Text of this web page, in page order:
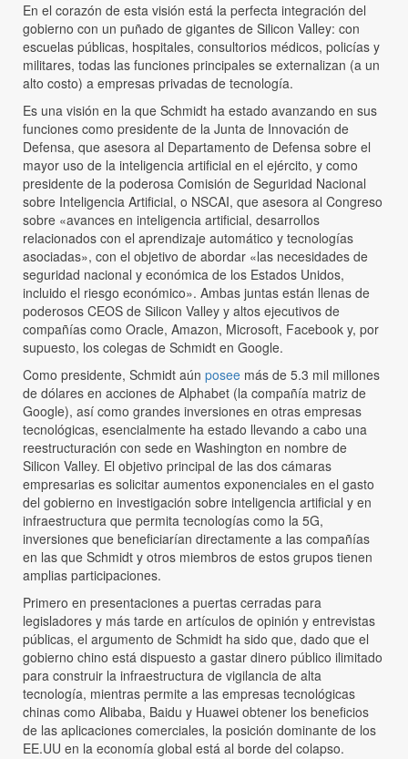
En el corazón de esta visión está la perfecta integración del
gobierno con un puñado de gigantes de Silicon Valley: con
escuelas públicas, hospitales, consultorios médicos, policías y
militares, todas las funciones principales se externalizan (a un
alto costo) a empresas privadas de tecnología.
Es una visión en la que Schmidt ha estado avanzando en sus
funciones como presidente de la Junta de Innovación de
Defensa, que asesora al Departamento de Defensa sobre el
mayor uso de la inteligencia artificial en el ejército, y como
presidente de la poderosa Comisión de Seguridad Nacional
sobre Inteligencia Artificial, o NSCAI, que asesora al Congreso
sobre «avances en inteligencia artificial, desarrollos
relacionados con el aprendizaje automático y tecnologías
asociadas», con el objetivo de abordar «las necesidades de
seguridad nacional y económica de los Estados Unidos,
incluido el riesgo económico». Ambas juntas están llenas de
poderosos CEOS de Silicon Valley y altos ejecutivos de
compañías como Oracle, Amazon, Microsoft, Facebook y, por
supuesto, los colegas de Schmidt en Google.
Como presidente, Schmidt aún posee más de 5.3 mil millones
de dólares en acciones de Alphabet (la compañía matriz de
Google), así como grandes inversiones en otras empresas
tecnológicas, esencialmente ha estado llevando a cabo una
reestructuración con sede en Washington en nombre de
Silicon Valley. El objetivo principal de las dos cámaras
empresarias es solicitar aumentos exponenciales en el gasto
del gobierno en investigación sobre inteligencia artificial y en
infraestructura que permita tecnologías como la 5G,
inversiones que beneficiarían directamente a las compañías
en las que Schmidt y otros miembros de estos grupos tienen
amplias participaciones.
Primero en presentaciones a puertas cerradas para
legisladores y más tarde en artículos de opinión y entrevistas
públicas, el argumento de Schmidt ha sido que, dado que el
gobierno chino está dispuesto a gastar dinero público ilimitado
para construir la infraestructura de vigilancia de alta
tecnología, mientras permite a las empresas tecnológicas
chinas como Alibaba, Baidu y Huawei obtener los beneficios
de las aplicaciones comerciales, la posición dominante de los
EE.UU en la economía global está al borde del colapso.